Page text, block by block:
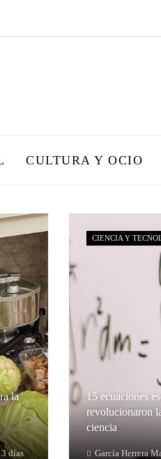
CULTURA Y OCIO
la
3 días
CIENCIA Y
15 ecuaciones
revolucionaron
ciencia
García Herrera